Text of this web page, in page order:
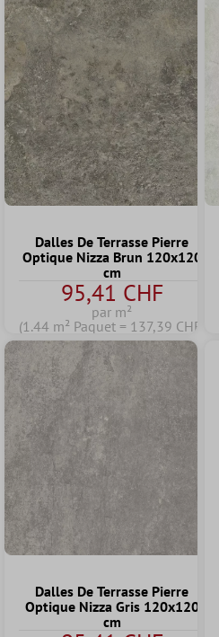
Dalles De Terrasse Pierre
Optique Nizza Brun 120x120
cm
95,41 CHF
par m²
(1.44 m² Paquet = 137,39 CHF)
Dalles De Terrasse Pierre
Optique Nizza Gris 120x120
cm